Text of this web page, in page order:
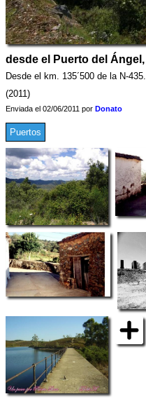
desde el Puerto del Ángel,
Desde el km. 135´500 de la N-435.
(2011)
Enviada el 02/06/2011 por Donato
Puertos